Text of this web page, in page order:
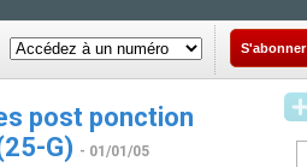
S'abonner
post ponction
G) - 01/01/05